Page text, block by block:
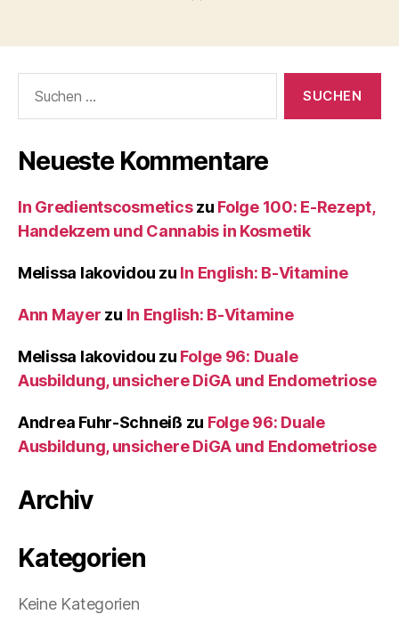
nach:
Neueste Kommentare
In Gredientscosmeticszu Folge 100: E-Rezept,
Handekzem und Cannabis in Kosmetik
Melissa Iakovidou zu In English: B-Vitamine
Ann Mayer zu In English: B-Vitamine
Melissa Iakovidou zu Folge 96: Duale
Ausbildung, unsichere DiGA und Endometriose
Andrea Fuhr-Schneiß zu Folge 96: Duale
Ausbildung, unsichere DiGA und Endometriose
Archiv
Kategorien
Keine Kategorien